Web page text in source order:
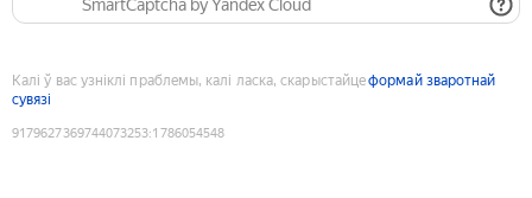
SmartCaptcha by Yandex Cloud
Калі ў вас узніклі праблемы, калі ласка, скарыстайцеформай зваротнай
сувязі
9179627369744073253:1786054548